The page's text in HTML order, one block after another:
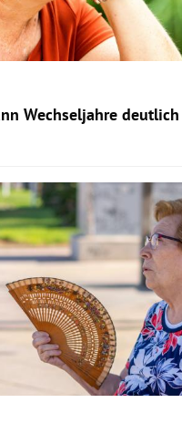
Wechseljahre